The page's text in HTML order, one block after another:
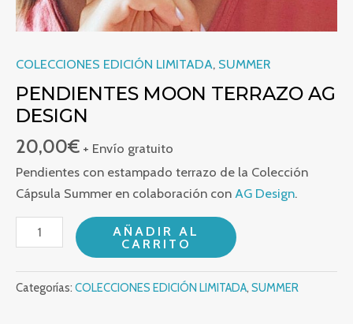
COLECCIONES EDICIÓN LIMITADA, SUMMER
PENDIENTES MOON TERRAZO AG
DESIGN
20,00€ + Envío gratuito
Pendientes con estampado terrazo de la Colección
Cápsula Summer en colaboración con AG Design.
PENDIENTES MOON TERRAZO AG DESIGN cantidad
AÑADIR AL
CARRITO
Categorías: COLECCIONES EDICIÓN LIMITADA, SUMMER